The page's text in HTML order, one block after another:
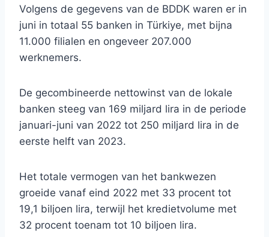
Volgens de gegevens van de BDDK waren er in
juni in totaal 55 banken in Türkiye, met bijna
11.000 filialen en ongeveer 207.000
werknemers.
De gecombineerde nettowinst van de lokale
banken steeg van 169 miljard lira in de periode
januari-juni van 2022 tot 250 miljard lira in de
eerste helft van 2023.
Het totale vermogen van het bankwezen
groeide vanaf eind 2022 met 33 procent tot
19,1 biljoen lira, terwijl het kredietvolume met
32 ​​procent toenam tot 10 biljoen lira.